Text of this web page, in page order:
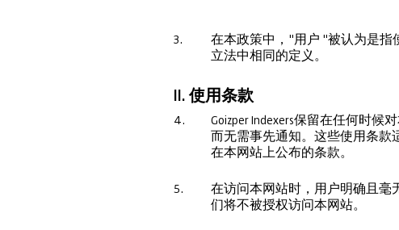
3.
在本政策中，"用户 "被认为是指
立法中相同的定义。
II. 使用条款
4.
Goizper Indexers保留在任何时
而无需事先通知。这些使用条
在本网站上公布的条款。
5.
在访问本网站时，用户明确且毫
们将不被授权访问本网站。